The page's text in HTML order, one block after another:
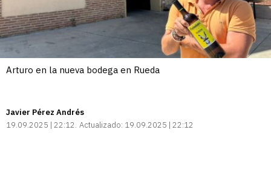
Arturo en la nueva bodega en Rueda
Javier Pérez Andrés
19.09.2025 | 22:12 Actualizado: 19.09.2025 | 22:12